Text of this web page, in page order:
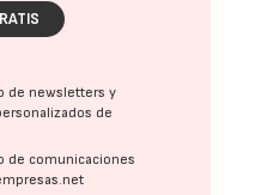
de newsletters y
de
de comunicaciones